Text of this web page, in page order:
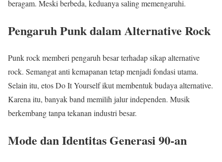
beragam. Meski berbeda, keduanya saling memengaruhi.
Pengaruh Punk dalam Alternative Rock
Punk rock memberi pengaruh besar terhadap sikap alternative
rock. Semangat anti kemapanan tetap menjadi fondasi utama.
Selain itu, etos Do It Yourself ikut membentuk budaya alternative.
Karena itu, banyak band memilih jalur independen. Musik
berkembang tanpa tekanan industri besar.
Mode dan Identitas Generasi 90-an